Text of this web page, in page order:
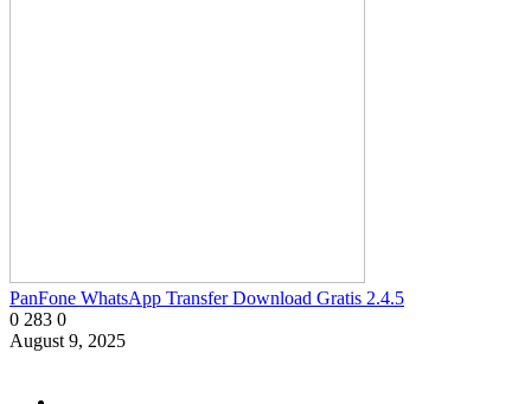
PanFone WhatsApp Transfer Download Gratis 2.4.5
0 283 0
August 9, 2025